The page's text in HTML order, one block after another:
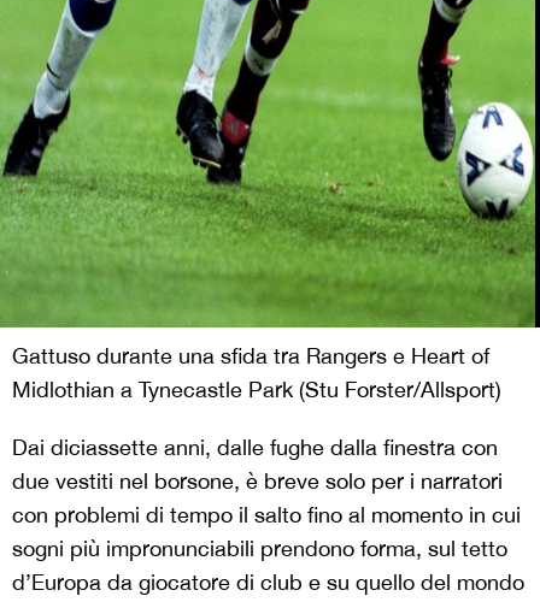
Gattuso durante una sfida tra Rangers e Heart of
Midlothian a Tynecastle Park (Stu Forster/Allsport)
Dai diciassette anni, dalle fughe dalla finestra con
due vestiti nel borsone, è breve solo per i narratori
con problemi di tempo il salto fino al momento in cui
sogni più impronunciabili prendono forma, sul tetto
d’Europa da giocatore di club e su quello del mondo